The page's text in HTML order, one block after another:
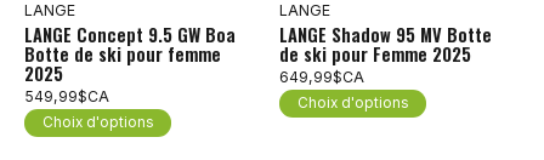
LANGE
LANGE Concept 9.5 GW Boa
Botte de ski pour femme
2025
549,99$CA
Choix d'options
LANGE
LANGE Shadow 95 MV Botte
de ski pour Femme 2025
649,99$CA
Choix d'options